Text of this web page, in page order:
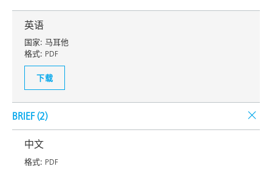
英语
国家: 马耳他
格式: PDF
下载
BRIEF (2)
中文
格式: PDF